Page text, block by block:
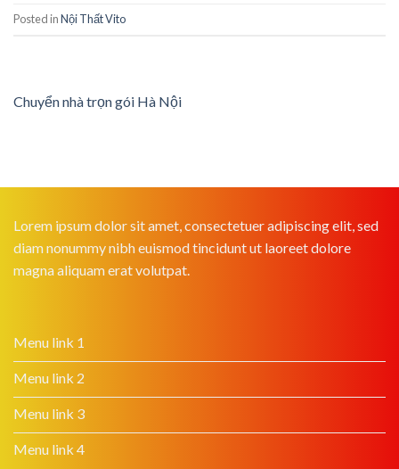
Posted inNội Thất Vito
Chuyển nhà trọn gói Hà Nội
Lorem ipsum dolor sit amet, consectetuer adipiscing elit, sed
diam nonummy nibh euismod tincidunt ut laoreet dolore
magna aliquam erat volutpat.
Menu link 1
Menu link 2
Menu link 3
Menu link 4